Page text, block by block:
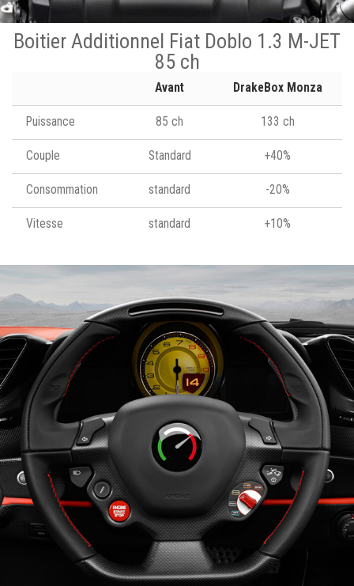
Boitier Additionnel Fiat Doblo 1.3 M-JET
85 ch
Avant DrakeBox Monza
Puissance 85 ch 133 ch
Couple Standard +40%
Consommation standard -20%
Vitesse standard +10%